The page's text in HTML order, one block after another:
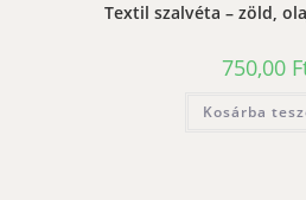
Textil szalvéta – zöld,
750,00
Kosárba